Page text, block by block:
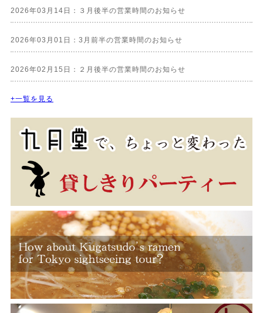
2026年03月14日：３月後半の営業時間のお知らせ
2026年03月01日：3月前半の営業時間のお知らせ
2026年02月15日：２月後半の営業時間のお知らせ
+一覧を見る